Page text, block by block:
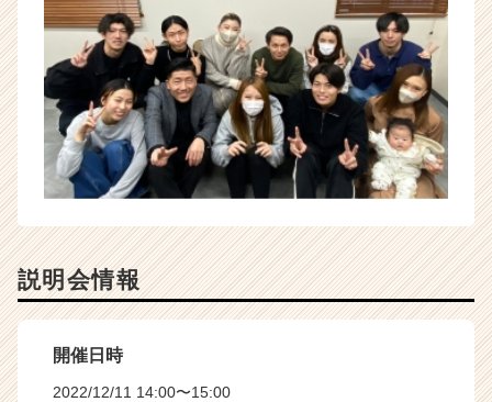
説明会情報
開催日時
2022/12/11 14:00〜15:00